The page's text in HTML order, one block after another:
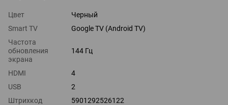
Цвет
Черный
Smart TV
Google TV (Android TV)
Частота
обновления
экрана
144 Гц
HDMI
4
USB
2
Штрихкод
5901292526122